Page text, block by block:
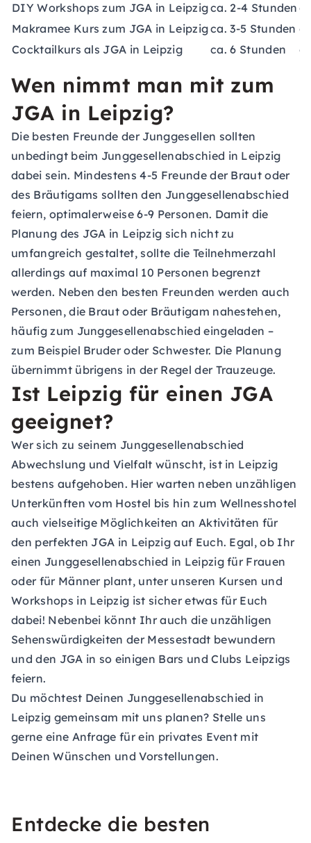
DIY Workshops zum JGA in Leipzigca. 2-4 Stunden
Makramee Kurs zum JGA in Leipzigca. 3-5 Stunden
Cocktailkurs als JGA in Leipzig
ca. 6 Stunden
Wen nimmt man mit zum
JGA in Leipzig?
Die besten Freunde der Junggesellen sollten
unbedingt beim Junggesellenabschied in Leipzig
dabei sein. Mindestens 4-5 Freunde der Braut oder
des Bräutigams sollten den Junggesellenabschied
feiern, optimalerweise 6-9 Personen. Damit die
Planung des JGA in Leipzig sich nicht zu
umfangreich gestaltet, sollte die Teilnehmerzahl
allerdings auf maximal 10 Personen begrenzt
werden. Neben den besten Freunden werden auch
Personen, die Braut oder Bräutigam nahestehen,
häufig zum Junggesellenabschied eingeladen –
zum Beispiel Bruder oder Schwester. Die Planung
übernimmt übrigens in der Regel der Trauzeuge.
Ist Leipzig für einen JGA
geeignet?
Wer sich zu seinem Junggesellenabschied
Abwechslung und Vielfalt wünscht, ist in Leipzig
bestens aufgehoben. Hier warten neben unzähligen
Unterkünften vom Hostel bis hin zum Wellnesshotel
auch vielseitige Möglichkeiten an Aktivitäten für
den perfekten JGA in Leipzig auf Euch. Egal, ob Ihr
einen Junggesellenabschied in Leipzig für Frauen
oder für Männer plant, unter unseren Kursen und
Workshops in Leipzig ist sicher etwas für Euch
dabei! Nebenbei könnt Ihr auch die unzähligen
Sehenswürdigkeiten der Messestadt bewundern
und den JGA in so einigen Bars und Clubs Leipzigs
feiern.
Du möchtest Deinen Junggesellenabschied in
Leipzig gemeinsam mit uns planen? Stelle uns
gerne eine Anfrage für ein privates Event mit
Deinen Wünschen und Vorstellungen.
Entdecke die besten